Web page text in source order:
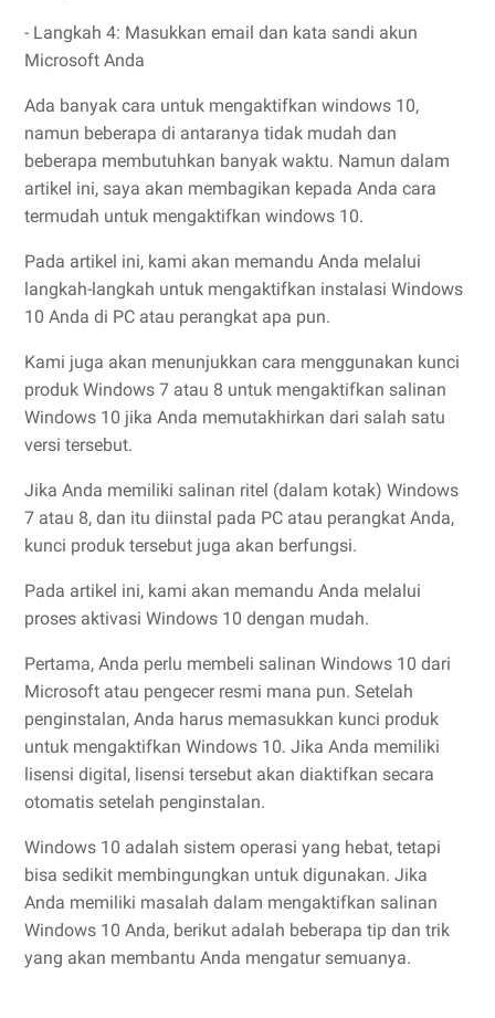
- Langkah 4: Masukkan email dan kata sandi akun
Microsoft Anda
Ada banyak cara untuk mengaktifkan windows 10,
namun beberapa di antaranya tidak mudah dan
beberapa membutuhkan banyak waktu. Namun dalam
artikel ini, saya akan membagikan kepada Anda cara
termudah untuk mengaktifkan windows 10.
Pada artikel ini, kami akan memandu Anda melalui
langkah-langkah untuk mengaktifkan instalasi Windows
10 Anda di PC atau perangkat apa pun.
Kami juga akan menunjukkan cara menggunakan kunci
produk Windows 7 atau 8 untuk mengaktifkan salinan
Windows 10 jika Anda memutakhirkan dari salah satu
versi tersebut.
Jika Anda memiliki salinan ritel (dalam kotak) Windows
7 atau 8, dan itu diinstal pada PC atau perangkat Anda,
kunci produk tersebut juga akan berfungsi.
Pada artikel ini, kami akan memandu Anda melalui
proses aktivasi Windows 10 dengan mudah.
Pertama, Anda perlu membeli salinan Windows 10 dari
Microsoft atau pengecer resmi mana pun. Setelah
penginstalan, Anda harus memasukkan kunci produk
untuk mengaktifkan Windows 10. Jika Anda memiliki
lisensi digital, lisensi tersebut akan diaktifkan secara
otomatis setelah penginstalan.
Windows 10 adalah sistem operasi yang hebat, tetapi
bisa sedikit membingungkan untuk digunakan. Jika
Anda memiliki masalah dalam mengaktifkan salinan
Windows 10 Anda, berikut adalah beberapa tip dan trik
yang akan membantu Anda mengatur semuanya.